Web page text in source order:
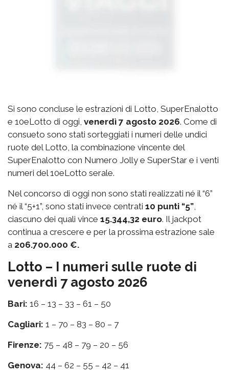
Si sono concluse le estrazioni di Lotto, SuperEnalotto
e 10eLotto di oggi, venerdì 7 agosto 2026. Come di
consueto sono stati sorteggiati i numeri delle undici
ruote del Lotto, la combinazione vincente del
SuperEnalotto con Numero Jolly e SuperStar e i venti
numeri del 10eLotto serale.
Nel concorso di oggi non sono stati realizzati né il “6”
né il “5+1”, sono stati invece centrati 10 punti “5”,
ciascuno dei quali vince 15.344,32 euro. Il jackpot
continua a crescere e per la prossima estrazione sale
a 206.700.000 €.
Lotto – I numeri sulle ruote di
venerdì 7 agosto 2026
Bari: 16 – 13 – 33 – 61 – 50
Cagliari: 1 – 70 – 83 – 80 – 7
Firenze: 75 – 48 – 79 – 20 – 56
Genova: 44 – 62 – 55 – 42 – 41